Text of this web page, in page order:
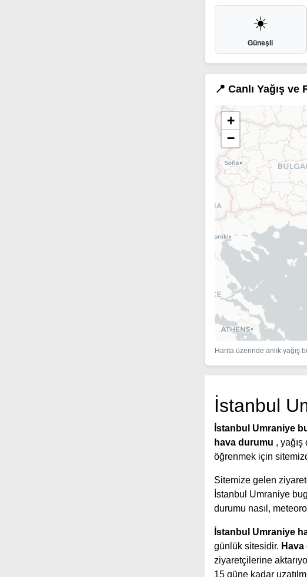
☀️
Güneşli
📍 Canlı Yağış ve
+
−
Harita üzerinde anlık yağış
İstanbul
İstanbul Umraniye
hava durumu , yağış
öğrenmek için
Sitemize gelen
İstanbul Umraniye
durumu nasıl,
İstanbul Umraniye
günlük sitesidir.
ziyaretçilerine
15 güne kadar